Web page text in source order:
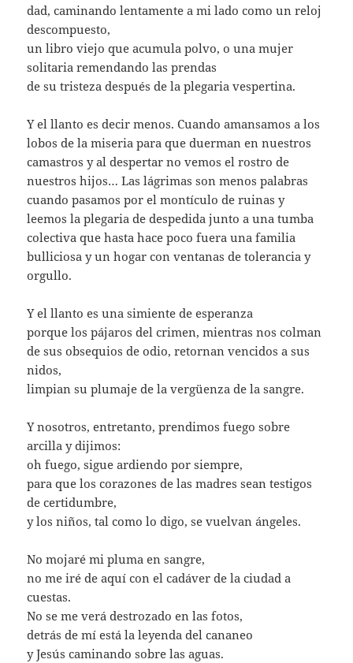
dad, caminando lentamente a mi lado como un reloj
descompuesto,
un libro viejo que acumula polvo, o una mujer
solitaria remendando las prendas
de su tristeza después de la plegaria vespertina.
Y el llanto es decir menos. Cuando amansamos a los
lobos de la miseria para que duerman en nuestros
camastros y al despertar no vemos el rostro de
nuestros hijos… Las lágrimas son menos palabras
cuando pasamos por el montículo de ruinas y
leemos la plegaria de despedida junto a una tumba
colectiva que hasta hace poco fuera una familia
bulliciosa y un hogar con ventanas de tolerancia y
orgullo.
Y el llanto es una simiente de esperanza
porque los pájaros del crimen, mientras nos colman
de sus obsequios de odio, retornan vencidos a sus
nidos,
limpian su plumaje de la vergüenza de la sangre.
Y nosotros, entretanto, prendimos fuego sobre
arcilla y dijimos:
oh fuego, sigue ardiendo por siempre,
para que los corazones de las madres sean testigos
de certidumbre,
y los niños, tal como lo digo, se vuelvan ángeles.
No mojaré mi pluma en sangre,
no me iré de aquí con el cadáver de la ciudad a
cuestas.
No se me verá destrozado en las fotos,
detrás de mí está la leyenda del cananeo
y Jesús caminando sobre las aguas.